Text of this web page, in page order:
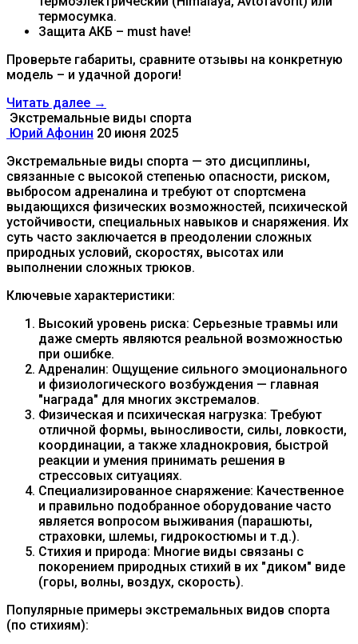
термосумка.
Защита АКБ – must have!
Проверьте габариты, сравните отзывы на конкретную
модель – и удачной дороги!
Читать далее →
​ Экстремальные виды спорта
Юрий Афонин 20 июня 2025
Экстремальные виды спорта — это дисциплины,
связанные с высокой степенью опасности, риском,
выбросом адреналина и требуют от спортсмена
выдающихся физических возможностей, психической
устойчивости, специальных навыков и снаряжения. Их
суть часто заключается в преодолении сложных
природных условий, скоростях, высотах или
выполнении сложных трюков.
Ключевые характеристики:
Высокий уровень риска: Серьезные травмы или
даже смерть являются реальной возможностью
при ошибке.
Адреналин: Ощущение сильного эмоционального
и физиологического возбуждения — главная
"награда" для многих экстремалов.
Физическая и психическая нагрузка: Требуют
отличной формы, выносливости, силы, ловкости,
координации, а также хладнокровия, быстрой
реакции и умения принимать решения в
стрессовых ситуациях.
Специализированное снаряжение: Качественное
и правильно подобранное оборудование часто
является вопросом выживания (парашюты,
страховки, шлемы, гидрокостюмы и т.д.).
Стихия и природа: Многие виды связаны с
покорением природных стихий в их "диком" виде
(горы, волны, воздух, скорость).
Популярные примеры экстремальных видов спорта
(по стихиям):